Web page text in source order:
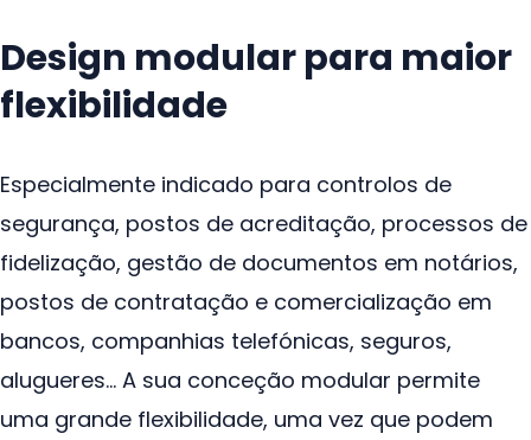
Design modular para maior
flexibilidade
Especialmente indicado para controlos de
segurança, postos de acreditação, processos de
fidelização, gestão de documentos em notários,
postos de contratação e comercialização em
bancos, companhias telefónicas, seguros,
alugueres… A sua conceção modular permite
uma grande flexibilidade, uma vez que podem